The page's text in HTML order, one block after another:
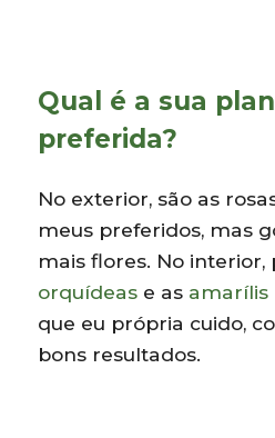
Qual é a sua
preferida?
No exterior, são as
meus preferidos, mas
mais flores. No interior,
orquídeas e as amarílis
que eu própria cuido,
bons resultados.